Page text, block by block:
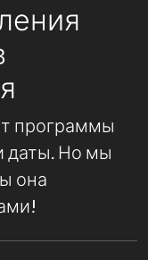
программы
даты. Но мы
она